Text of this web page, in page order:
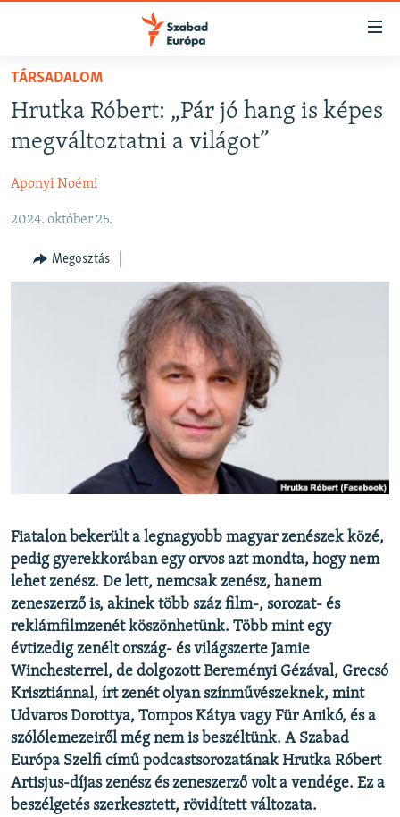
Akadálymentes
Ugrás
fő
oldalra
Ugrás
NAPIRENDEN
AKTUÁLIS
PODCASTOK
VIDEÓK
ELEMZŐ
NER15
A PÉNZ NYOMÁBAN
KLÍMAVÁLTOZÁS
KÖVESSEN MINKET!
Valamennyi RFE/RL weboldal
TÁRSADALOM
Hrutka Róbert: „Pár jó hang is képes
megváltoztatni a világot”
Aponyi Noémi
2024. október 25.
Megosztás
Fiatalon bekerült a legnagyobb magyar zenészek közé,
pedig gyerekkorában egy orvos azt mondta, hogy nem
lehet zenész. De lett, nemcsak zenész, hanem
zeneszerző is, akinek több száz film-, sorozat- és
reklámfilmzenét köszönhetünk. Több mint egy
évtizedig zenélt ország- és világszerte Jamie
Winchesterrel, de dolgozott Bereményi Gézával, Grecsó
Krisztiánnal, írt zenét olyan színművészeknek, mint
Udvaros Dorottya, Tompos Kátya vagy Für Anikó, és a
szólólemezeiről még nem is beszéltünk. A Szabad
Európa Szelfi című podcastsorozatának Hrutka Róbert
Artisjus-díjas zenész és zeneszerző volt a vendége. Ez a
beszélgetés szerkesztett, rövidített változata.
FELIRATKOZÁS